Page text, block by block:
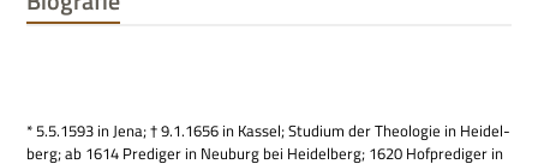
* 5.5.1593 in Jena; † 9.1.1656 in Kas­sel; Stu­dium der Theo­lo­gie in Hei­del­
berg; ab 1614 Pre­di­ger in Neu­burg bei Hei­del­berg; 1620 Hof­pre­di­ger in